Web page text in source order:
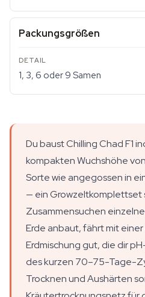
Packungsgrößen
1, 3, 6 oder 9 Samen
Du baust Chilling Chad F1
kompakten Wuchshöhe
Sorte wie angegossen in
— ein Growzeltkomplettset
Zusammensuchen
Erde anbaut, fährt mit
Erdmischung gut, die dir
des kurzen 70–75-Tage-
Trocknen und Aushärten